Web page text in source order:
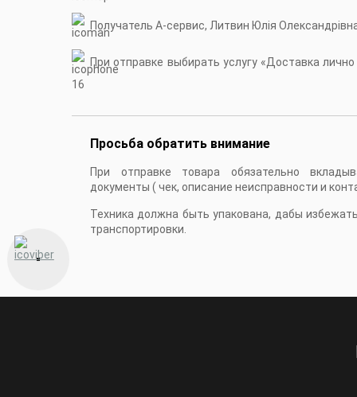
Получатель А-сервис, Литвин Юлія
При отправке выбирать услугу «Доставка
16
Просьба обратить внимание
При отправке товара обязательно
документы ( чек, описание неисправности и
Техника должна быть упакована, дабы
транспортировки.